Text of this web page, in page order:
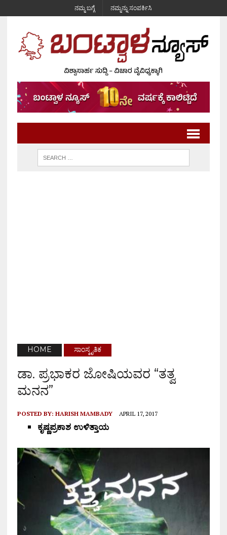
ನಮ್ಮ ಬಗ್ಗೆ ನಮ್ಮನ್ನು ಸಂಪರ್ಕಿಸಿ
HOME ಸಾಂಸ್ಕೃತಿಕ
ಡಾ. ಪ್ರಭಾಕರ ಜೋಷಿಯವರ “ತತ್ವ
ಮನನ”
POSTED BY: HARISH MAMBADY APRIL 17, 2017
ಕೃಷ್ಣಪ್ರಕಾಶ ಉಳಿತ್ತಾಯ